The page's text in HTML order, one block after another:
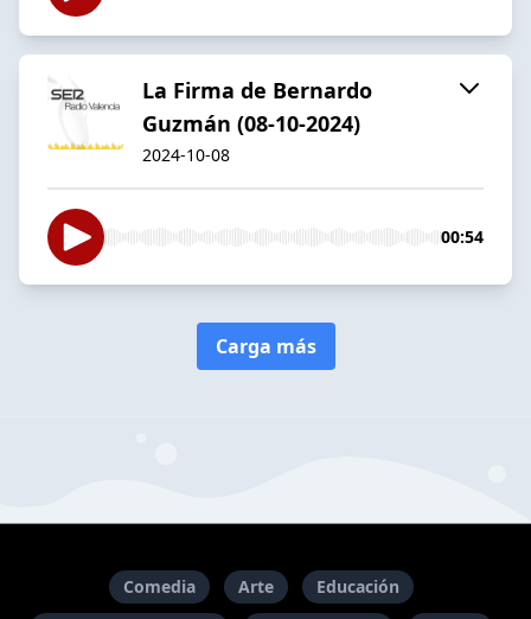
La Firma de Bernardo
Guzmán (08-10-2024)
2024-10-08
00:54
Carga más
Comedia Arte
Educación